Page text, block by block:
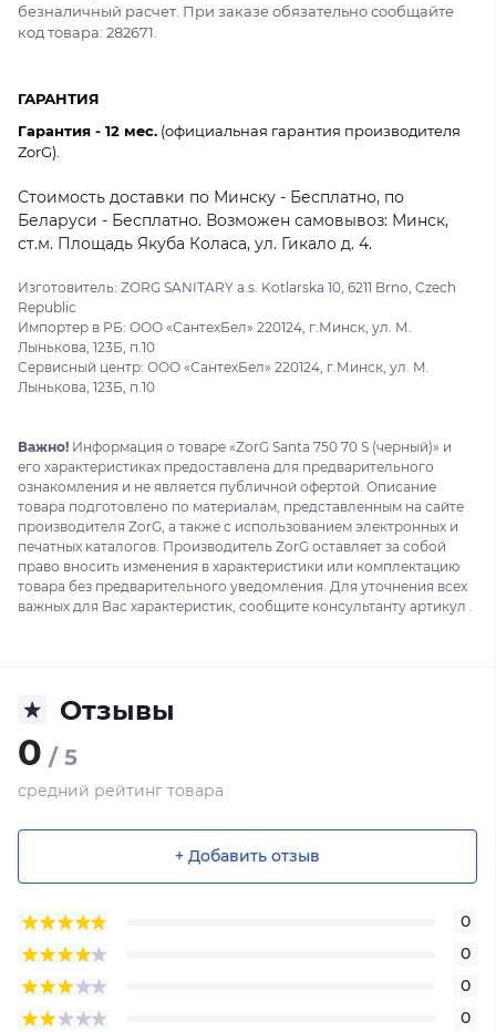
безналичный расчет. При заказе обязательно сообщайте
код товара: 282671.
ГАРАНТИЯ
Гарантия - 12 мес. (официальная гарантия производителя
ZorG).
Стоимость доставки по Минску - Бесплатно, по
Беларуси - Бесплатно. Возможен самовывоз: Минск,
ст.м. Площадь Якуба Коласа, ул. Гикало д. 4.
Изготовитель: ZORG SANITARY a.s. Kotlarska 10, 6211 Brno, Czech
Republic
Импортер в РБ: ООО «СантехБел» 220124, г.Минск, ул. М.
Лынькова, 123Б, п.10
Сервисный центр: ООО «СантехБел» 220124, г.Минск, ул. М.
Лынькова, 123Б, п.10
Важно! Информация о товаре «ZorG Santa 750 70 S (черный)» и
его характеристиках предоставлена для предварительного
ознакомления и не является публичной офертой. Описание
товара подготовлено по материалам, представленным на сайте
производителя ZorG, а также с использованием электронных и
печатных каталогов. Производитель ZorG оставляет за собой
право вносить изменения в характеристики или комплектацию
товара без предварительного уведомления. Для уточнения всех
важных для Вас характеристик, сообщите консультанту артикул .
Отзывы
0 / 5
средний рейтинг товара
+ Добавить отзыв
0
0
0
0